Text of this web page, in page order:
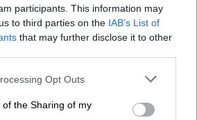
participants. This information may
to third parties on the IAB’s List of
that may further disclose it to other
app uses one or more Google
or usage behaviour. You may click to
Opt Outs
the Sharing of my
12:33
Πόσο μειώνονται
με την επιδότηση
επιχειρήσεις